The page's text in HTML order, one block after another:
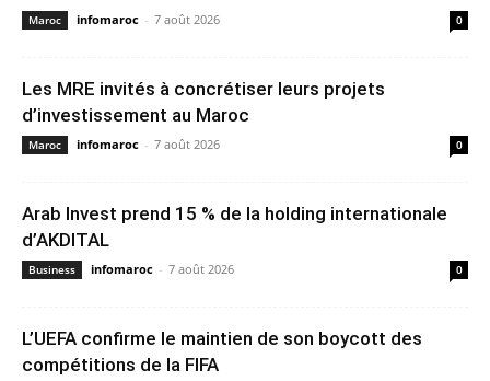
Maroc infomaroc - 7 août 2026 0
Les MRE invités à concrétiser leurs projets
d’investissement au Maroc
Maroc infomaroc - 7 août 2026 0
Arab Invest prend 15 % de la holding internationale
d’AKDITAL
Business infomaroc - 7 août 2026 0
L’UEFA confirme le maintien de son boycott des
compétitions de la FIFA